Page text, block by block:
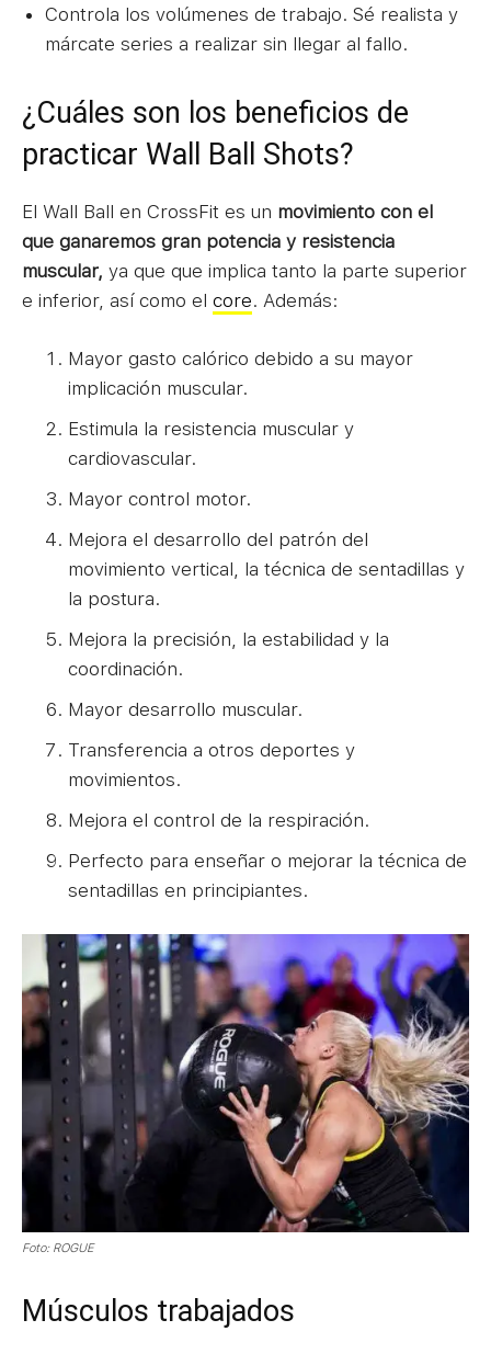
Controla los volúmenes de trabajo. Sé realista y
márcate series a realizar sin llegar al fallo.
¿Cuáles son los beneficios de
practicar Wall Ball Shots?
El Wall Ball en CrossFit es un movimiento con el
que ganaremos gran potencia y resistencia
muscular, ya que que implica tanto la parte superior
e inferior, así como el core. Además:
Mayor gasto calórico debido a su mayor
implicación muscular.
Estimula la resistencia muscular y
cardiovascular.
Mayor control motor.
Mejora el desarrollo del patrón del
movimiento vertical, la técnica de sentadillas y
la postura.
Mejora la precisión, la estabilidad y la
coordinación.
Mayor desarrollo muscular.
Transferencia a otros deportes y
movimientos.
Mejora el control de la respiración.
Perfecto para enseñar o mejorar la técnica de
sentadillas en principiantes.
Foto: ROGUE
Músculos trabajados